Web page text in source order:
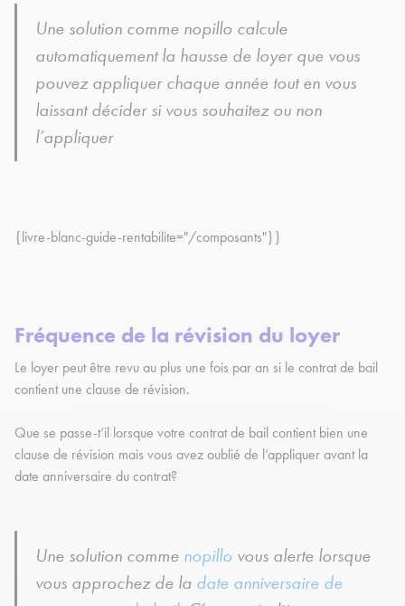
Une solution comme nopillo calcule
automatiquement la hausse de loyer que vous
pouvez appliquer chaque année tout en vous
laissant décider si vous souhaitez ou non
l’appliquer
{livre-blanc-guide-rentabilite="/composants"}}
Fréquence de la révision du loyer
Le loyer peut être revu au plus une fois par an si le contrat de bail
contient une clause de révision.
Que se passe-t’il lorsque votre contrat de bail contient bien une
clause de révision mais vous avez oublié de l’appliquer avant la
date anniversaire du contrat?
Une solution comme nopillo vous alerte lorsque
vous approchez de la date anniversaire de